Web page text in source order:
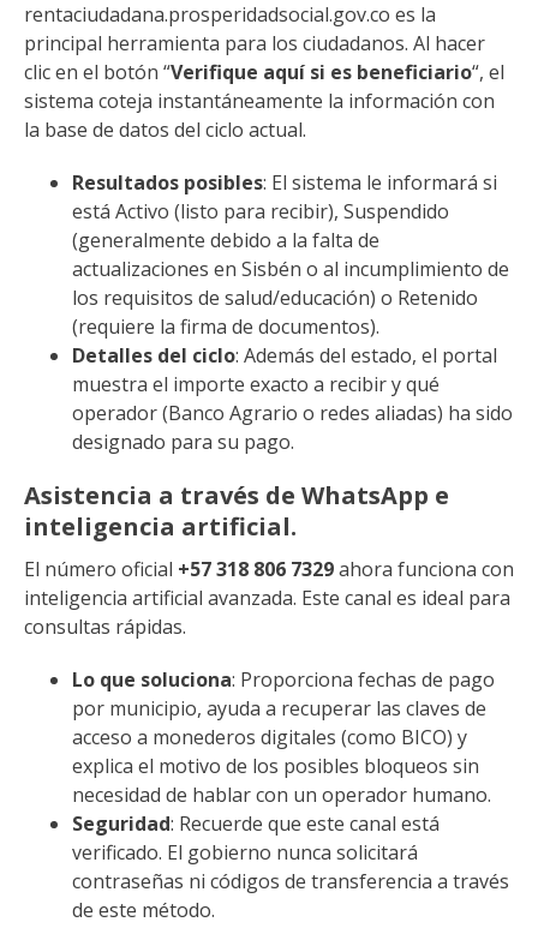
rentaciudadana.prosperidadsocial.gov.co es la
principal herramienta para los ciudadanos. Al hacer
clic en el botón “Verifique aquí si es beneficiario“, el
sistema coteja instantáneamente la información con
la base de datos del ciclo actual.
Resultados posibles: El sistema le informará si
está Activo (listo para recibir), Suspendido
(generalmente debido a la falta de
actualizaciones en Sisbén o al incumplimiento de
los requisitos de salud/educación) o Retenido
(requiere la firma de documentos).
Detalles del ciclo: Además del estado, el portal
muestra el importe exacto a recibir y qué
operador (Banco Agrario o redes aliadas) ha sido
designado para su pago.
Asistencia a través de WhatsApp e
inteligencia artificial.
El número oficial +57 318 806 7329ahora funciona con
inteligencia artificial avanzada. Este canal es ideal para
consultas rápidas.
Lo que soluciona: Proporciona fechas de pago
por municipio, ayuda a recuperar las claves de
acceso a monederos digitales (como BICO) y
explica el motivo de los posibles bloqueos sin
necesidad de hablar con un operador humano.
Seguridad: Recuerde que este canal está
verificado. El gobierno nunca solicitará
contraseñas ni códigos de transferencia a través
de este método.